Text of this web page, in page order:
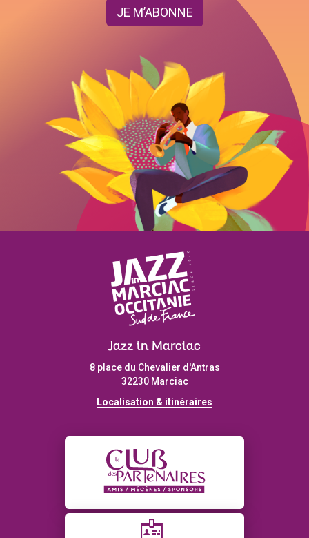
JE M’ABONNE
Jazz in Marciac
8 place du Chevalier d'Antras
32230 Marciac
Localisation & itinéraires